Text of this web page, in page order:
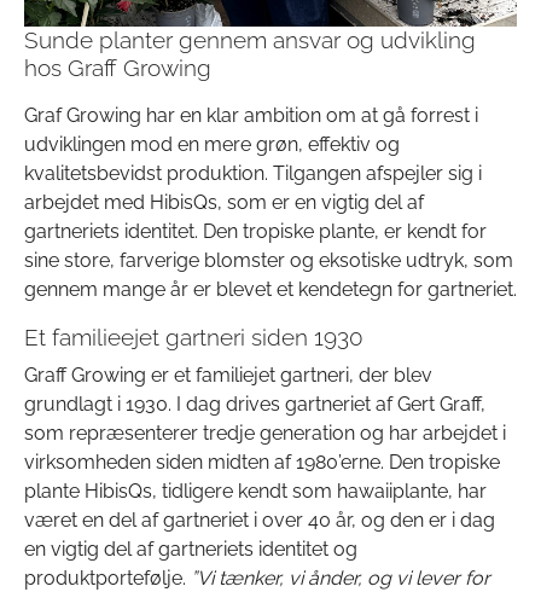
Sunde planter gennem ansvar og udvikling
hos Graff Growing
Graf Growing har en klar ambition om at gå forrest i
udviklingen mod en mere grøn, effektiv og
kvalitetsbevidst produktion. Tilgangen afspejler sig i
arbejdet med HibisQs, som er en vigtig del af
gartneriets identitet. Den tropiske plante, er kendt for
sine store, farverige blomster og eksotiske udtryk, som
gennem mange år er blevet et kendetegn for gartneriet.
Et familieejet gartneri siden 1930
Graff Growing er et familiejet gartneri, der blev
grundlagt i 1930. I dag drives gartneriet af Gert Graff,
som repræsenterer tredje generation og har arbejdet i
virksomheden siden midten af 1980’erne. Den tropiske
plante HibisQs, tidligere kendt som hawaiiplante, har
været en del af gartneriet i over 40 år, og den er i dag
en vigtig del af gartneriets identitet og
produktportefølje. ”Vi tænker, vi ånder, og vi lever for